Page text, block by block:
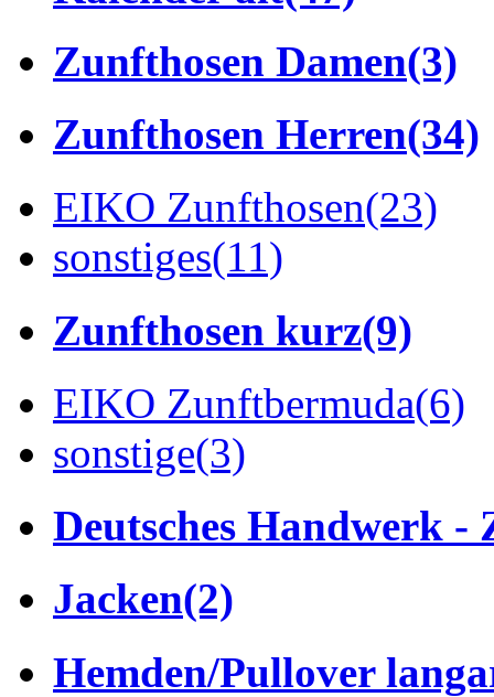
Zunfthosen Damen(3)
Zunfthosen Herren(34)
EIKO Zunfthosen(23)
sonstiges(11)
Zunfthosen kurz(9)
EIKO Zunftbermuda(6)
sonstige(3)
Deutsches Handwerk -
Jacken(2)
Hemden/Pullover